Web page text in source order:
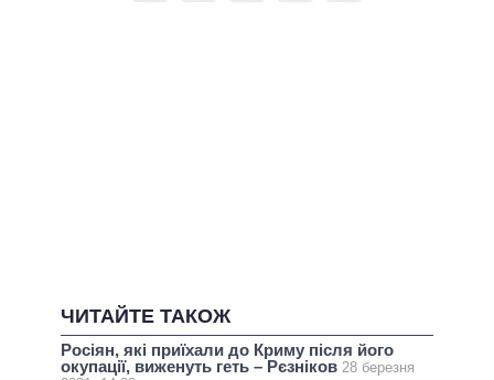
ЧИТАЙТЕ ТАКОЖ
Росіян, які приїхали до Криму після його
окупації, виженуть геть – Рєзніков 28 березня